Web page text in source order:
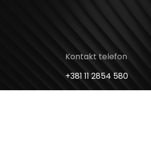
Kontakt telefon
+381 11 2854 580